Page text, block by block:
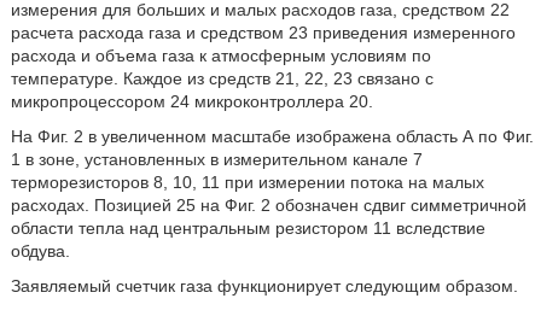
измерения для больших и малых расходов газа, средством 22
расчета расхода газа и средством 23 приведения измеренного
расхода и объема газа к атмосферным условиям по
температуре. Каждое из средств 21, 22, 23 связано с
микропроцессором 24 микроконтроллера 20.
На Фиг. 2 в увеличенном масштабе изображена область А по Фиг.
1 в зоне, установленных в измерительном канале 7
терморезисторов 8, 10, 11 при измерении потока на малых
расходах. Позицией 25 на Фиг. 2 обозначен сдвиг симметричной
области тепла над центральным резистором 11 вследствие
обдува.
Заявляемый счетчик газа функционирует следующим образом.